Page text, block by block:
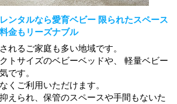
ンタルなら愛育ベビー 限られたスペース
金もリーズナブル
れるご家庭も多い地域です。
トサイズのベビーベッドや、 軽量ベビー
です。
くご利用いただけます。
えられ、保管のスペースや手間もないた